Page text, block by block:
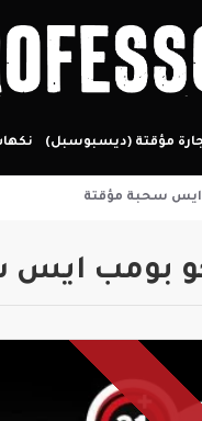
مؤقتة (ديسبوسبل)
ايس سحبة مؤقتة
بومب ايس